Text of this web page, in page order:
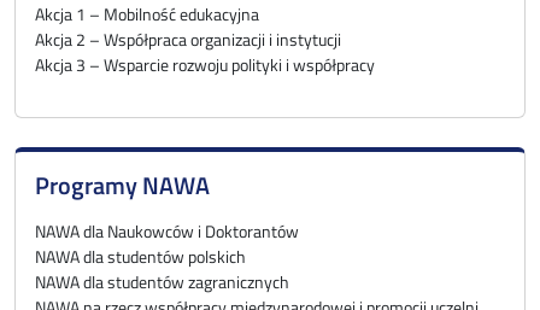
Akcja 1 – Mobilność edukacyjna
Akcja 2 – Współpraca organizacji i instytucji
Akcja 3 – Wsparcie rozwoju polityki i współpracy
Programy NAWA
NAWA dla Naukowców i Doktorantów
NAWA dla studentów polskich
NAWA dla studentów zagranicznych